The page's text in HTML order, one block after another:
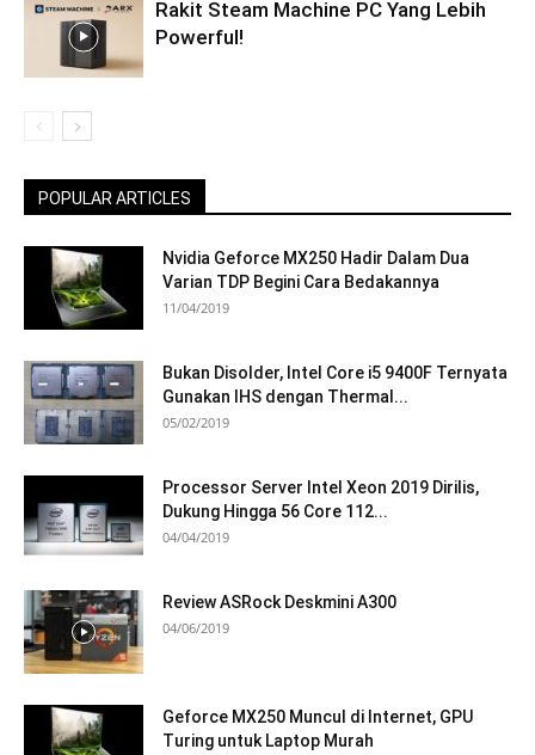
Rakit Steam Machine PC Yang Lebih
Powerful!
POPULAR ARTICLES
Nvidia Geforce MX250 Hadir Dalam Dua
Varian TDP Begini Cara Bedakannya
11/04/2019
Bukan Disolder, Intel Core i5 9400F Ternyata
Gunakan IHS dengan Thermal...
05/02/2019
Processor Server Intel Xeon 2019 Dirilis,
Dukung Hingga 56 Core 112...
04/04/2019
Review ASRock Deskmini A300
04/06/2019
Geforce MX250 Muncul di Internet, GPU
Turing untuk Laptop Murah